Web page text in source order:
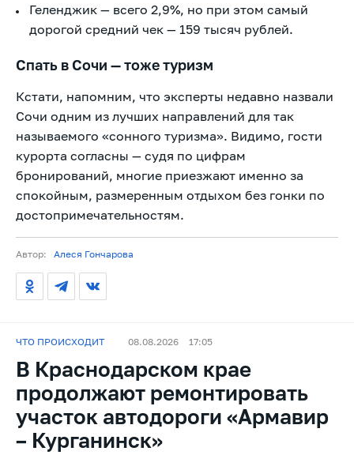
Геленджик — всего 2,9%, но при этом самый
дорогой средний чек — 159 тысяч рублей.
Спать в Сочи — тоже туризм
Кстати, напомним, что эксперты недавно назвали
Сочи одним из лучших направлений для так
называемого «сонного туризма». Видимо, гости
курорта согласны — судя по цифрам
бронирований, многие приезжают именно за
спокойным, размеренным отдыхом без гонки по
достопримечательностям.
Автор: Алеся Гончарова
ЧТО ПРОИСХОДИТ 08.08.2026 17:05
В Краснодарском крае
продолжают ремонтировать
участок автодороги «Армавир
– Курганинск»